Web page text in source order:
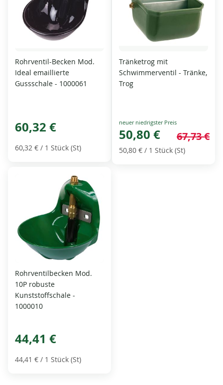
Rohrventil-Becken Mod.
Ideal emaillierte
Gussschale - 1000061
60,32 €
60,32 € / 1 Stück (St)
Tränketrog mit
Schwimmerventil - Tränke,
Trog
Special
Price
50,80 € 67,73 €
50,80 € / 1 Stück (St)
Rohrventilbecken Mod.
10P robuste
Kunststoffschale -
1000010
44,41 €
44,41 € / 1 Stück (St)